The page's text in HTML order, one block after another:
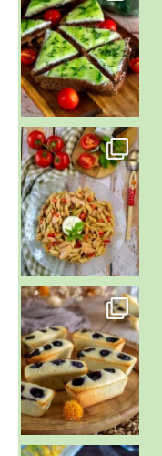
~ SALADE DE PÂTES AUX DEUX TOMATES THON ET BURRA
~ FINANCIERS MYRTILLES ET CITRON ~
Aujourd'hu